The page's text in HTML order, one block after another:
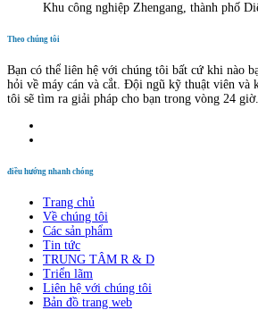
Khu công nghiệp Zhengang, thành phố
Theo chúng tôi
Bạn có thể liên hệ với chúng tôi bất cứ khi nào
hỏi về máy cán và cắt. Đội ngũ kỹ thuật viên và
tôi sẽ tìm ra giải pháp cho bạn trong vòng 24 giờ.
điều hướng nhanh chóng
Trang chủ
Về chúng tôi
Các sản phẩm
Tin tức
TRUNG TÂM R & D
Triển lãm
Liên hệ với chúng tôi
Bản đồ trang web